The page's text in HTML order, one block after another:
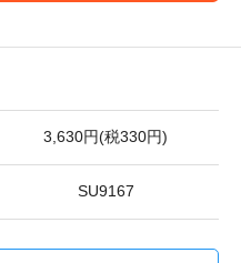
3,630円(税330円)
SU9167